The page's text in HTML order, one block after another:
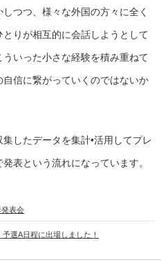
つつ、様々な外国の方々に全く
りが相互的に会話しようとして
いった小さな経験を積み重ねて
信に繋がっていくのではないか
したデータを集計•活用してプレ
表という流れになっています。
表会
選A日程に出場しました！